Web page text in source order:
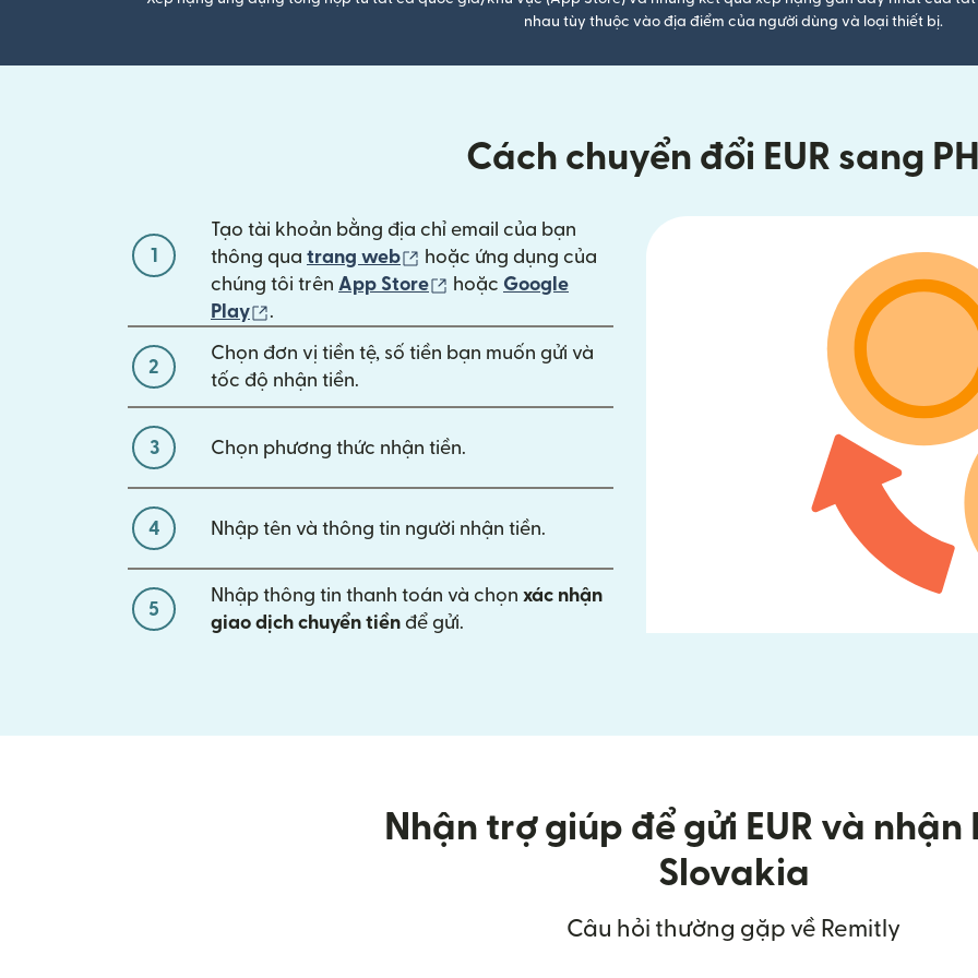
nhau tùy thuộc vào địa điểm của người dùng và loại thiết bị.
Cách chuyển đổi EUR sang
1
Tạo tài khoản bằng địa chỉ email của bạn
thông qua trang web (mở trong cửa sổ mới)
hoặc ứng dụng của
chúng tôi trên App Store (mở trong cửa sổ mới)
hoặc Google
Play
.
2
Chọn đơn vị tiền tệ, số tiền bạn muốn gửi và
tốc độ nhận tiền.
3 Chọn phương thức nhận tiền.
4 Nhập tên và thông tin người nhận tiền.
5
Nhập thông tin thanh toán và chọn xác nhận
giao dịch chuyển tiền để gửi.
Nhận trợ giúp để gửi EUR và nhận
Slovakia
Câu hỏi thường gặp về Remitly